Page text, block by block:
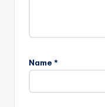
Name *